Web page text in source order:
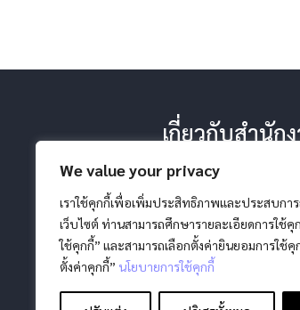
We value your privacy
เราใช้คุกกี้เพื่อเพิ่มประสิทธิภาพและประสบกา
เว็บไซต์ ท่านสามารถศึกษารายละเอียดการใช้คุ
ใช้คุกกี้” และสามารถเลือกตั้งค่ายินยอมการใช้คุ
ตั้งค่าคุกกี้” นโยบายการใช้คุกกี้
เกี่ยวกับสำนัก
-โครงสร้างสำนักงาน
-วิสัยทัศน์ พันธกิจ